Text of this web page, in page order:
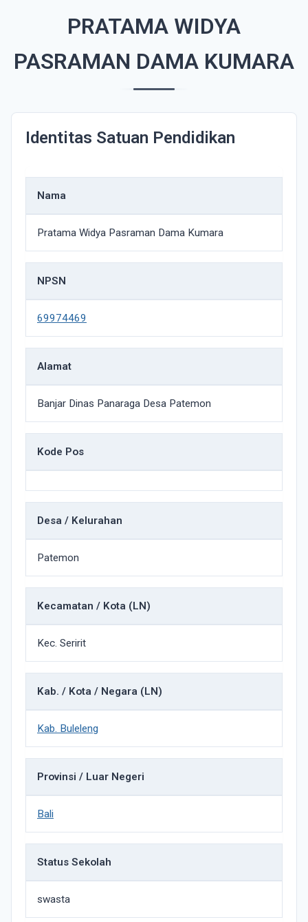
PRATAMA WIDYA
PASRAMAN DAMA KUMARA
Identitas Satuan Pendidikan
Nama
Pratama Widya Pasraman Dama Kumara
NPSN
69974469
Alamat
Banjar Dinas Panaraga Desa Patemon
Kode Pos
Desa / Kelurahan
Patemon
Kecamatan / Kota (LN)
Kec. Seririt
Kab. / Kota / Negara (LN)
Kab. Buleleng
Provinsi / Luar Negeri
Bali
Status Sekolah
swasta